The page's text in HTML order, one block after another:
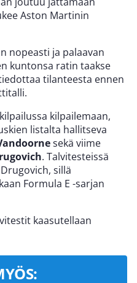
Aston Martinin
nopeasti ja palaavan
kuntonsa ratin taakse
tilanteesta ennen
kilpailemaan,
listalta hallitseva
sekä viime
. Talvitesteissä
sillä
Formula E -sarjan
kaasutellaan